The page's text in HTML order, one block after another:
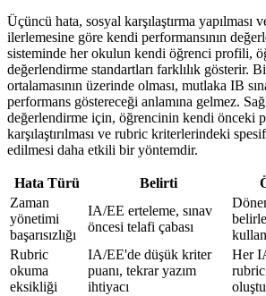
Üçüncü hata, sosyal karşılaştırma yapılması
ilerlemesine göre kendi performansının
sisteminde her okulun kendi öğrenci profili,
değerlendirme standartları farklılık gösterir.
ortalamasının üzerinde olması, mutlaka IB
performans göstereceği anlamına gelmez.
değerlendirme için, öğrencinin kendi önceki
karşılaştırılması ve rubric kriterlerindeki
edilmesi daha etkili bir yöntemdir.
Hata Türü Belirti
Zaman
yönetimi
başarısızlığı
IA/EE erteleme, sınav
öncesi telafi çabası
Rubric
okuma
eksikliği
IA/EE'de düşük kriter
puanı, tekrar yazım
ihtiyacı
Her